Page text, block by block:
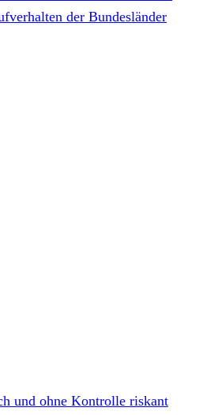
der Bundesländer
und ohne Kontrolle riskant